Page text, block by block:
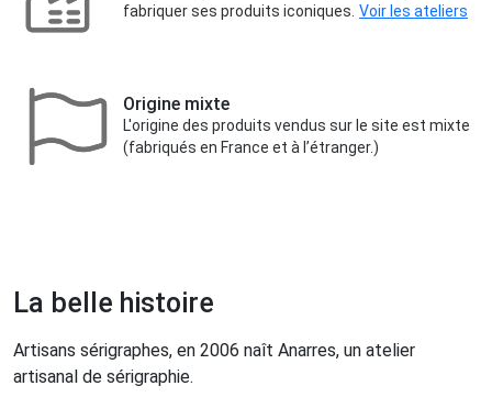
fabriquer ses produits iconiques. Voir les ateliers
Origine mixte
L'origine des produits vendus sur le site est mixte
(fabriqués en France et à l’étranger.)
La belle histoire
Artisans sérigraphes, en 2006 naît Anarres, un atelier
artisanal de sérigraphie.